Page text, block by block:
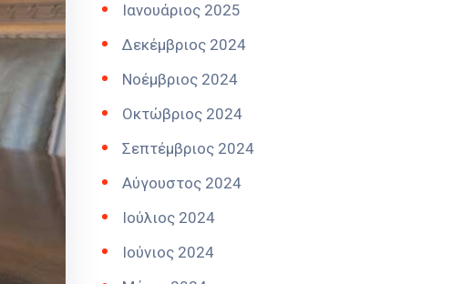
Ιανουάριος 2025
Δεκέμβριος 2024
Νοέμβριος 2024
Οκτώβριος 2024
Σεπτέμβριος 2024
Αύγουστος 2024
Ιούλιος 2024
Ιούνιος 2024